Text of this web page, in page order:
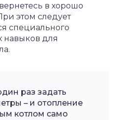
в хорошо
этом следует
специального
навыков для
раз задать
– и отопление
котлом само